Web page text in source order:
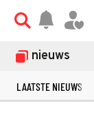
nieuws
LAATSTE NIEUWS